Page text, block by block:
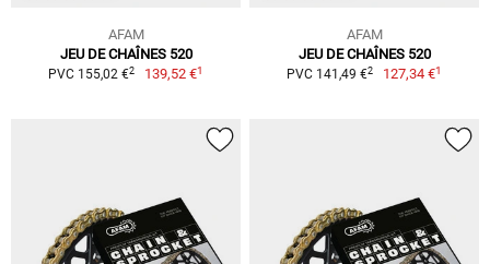
AFAM
JEU DE CHAÎNES 520
PVC 155,02 €2 139,52 €1
AFAM
JEU DE CHAÎNES 520
PVC 141,49 €2 127,34 €1